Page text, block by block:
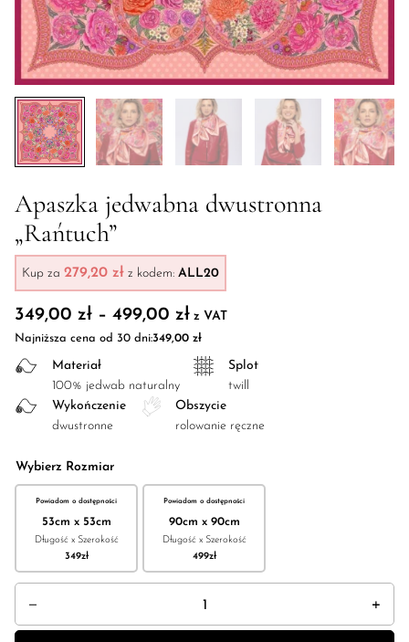
Apaszka jedwabna dwustronna
„Rańtuch”
Kup za 279,20 zł z kodem: ALL20
349,00 zł – 499,00 złZakres cen: od 349,00 zł
z VAT
Najniższa cena od 30 dni:349,00 zł
Materiał
100% jedwab naturalny
Splot
twill
Wykończenie
dwustronne
Obszycie
rolowanie ręczne
Wybierz Rozmiar
Powiadom o dostępności
53cm x 53cm
Długość x Szerokość
349zł
Powiadom o dostępności
90cm x 90cm
Długość x Szerokość
499zł